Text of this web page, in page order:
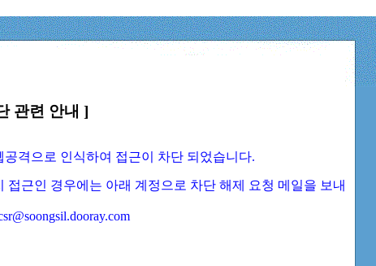
관련 안내 ]
격으로 인식하여 접근이 차단 되었습니다.
접근인 경우에는 아래 계정으로 차단 해제 요청 메일을 보내